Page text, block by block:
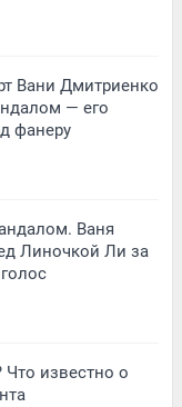
Вани Дмитриенко
— его
фанеру
Ваня
Линочкой Ли за
Что известно о